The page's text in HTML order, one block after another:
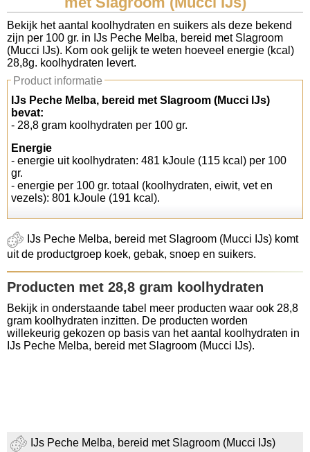
Koolhydraten tellen
Links
Bekijk het aantal koolhydraten en suikers als deze bekend
zijn per 100 gr. in IJs Peche Melba, bereid met Slagroom
(Mucci IJs). Kom ook gelijk te weten hoeveel energie (kcal)
28,8g. koolhydraten levert.
Product informatie
IJs Peche Melba, bereid met Slagroom (Mucci IJs)
bevat:
- 28,8 gram koolhydraten per 100 gr.
Energie
- energie uit koolhydraten: 481 kJoule (115 kcal) per 100
gr.
- energie per 100 gr. totaal (koolhydraten, eiwit, vet en
vezels): 801 kJoule (191 kcal).
IJs Peche Melba, bereid met Slagroom (Mucci IJs) komt
uit de productgroep koek, gebak, snoep en suikers.
Producten met 28,8 gram koolhydraten
Bekijk in onderstaande tabel meer producten waar ook 28,8
gram koolhydraten inzitten. De producten worden
willekeurig gekozen op basis van het aantal koolhydraten in
IJs Peche Melba, bereid met Slagroom (Mucci IJs).
IJs Peche Melba, bereid met Slagroom (Mucci IJs)